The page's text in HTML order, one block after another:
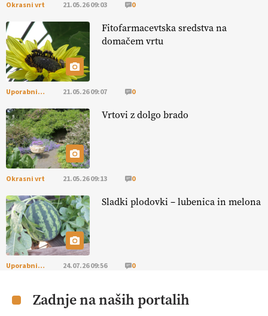
Okrasni vrt 21.05.26 09:03 0
Fitofarmacevtska sredstva na
domačem vrtu
Uporabni vrt 21.05.26 09:07 0
Vrtovi z dolgo brado
Okrasni vrt 21.05.26 09:13 0
Sladki plodovki – lubenica in melona
Uporabni vrt 24.07.26 09:56 0
Zadnje na naših portalih